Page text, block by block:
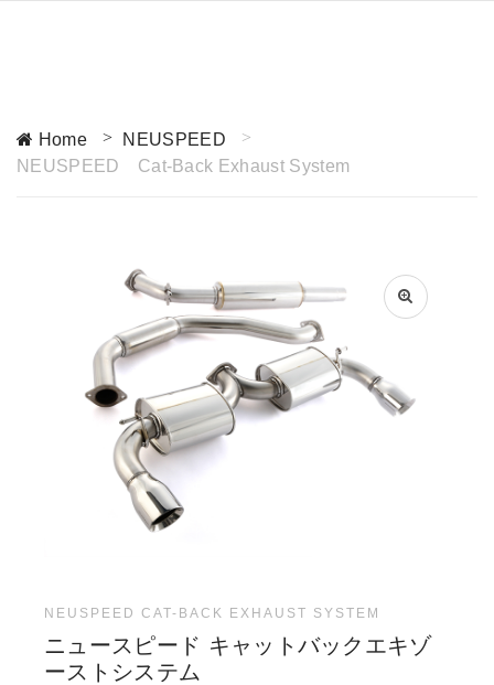
Home
NEUSPEED
NEUSPEED Cat-Back Exhaust System
NEUSPEED CAT-BACK EXHAUST SYSTEM
ニュースピード キャットバックエキゾ
ーストシステム